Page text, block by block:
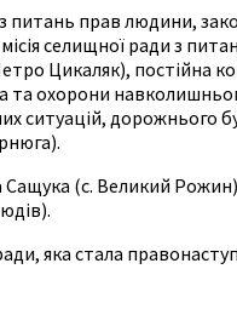
питань прав людини,
селищної ради з
Цикаляк), постійна
та охорони
ситуацій, дорожнього
Сащука (с. Великий
яка стала